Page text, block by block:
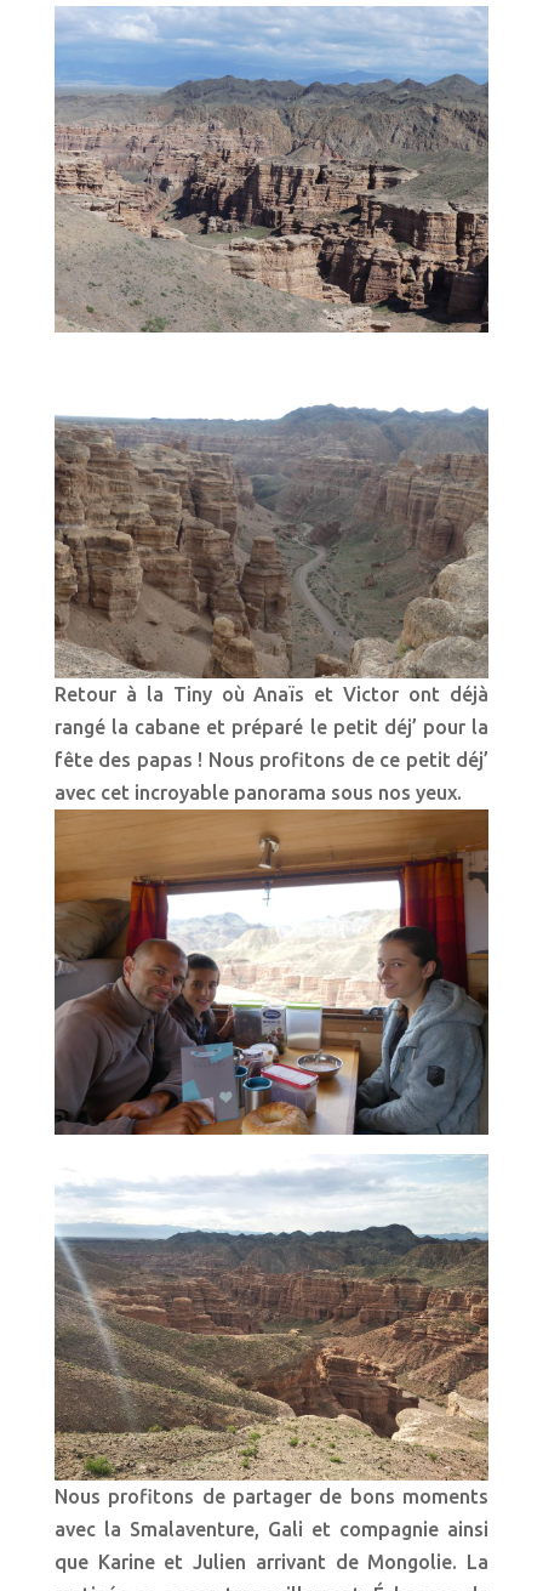
Retour à la Tiny où Anaïs et Victor ont déjà
rangé la cabane et préparé le petit déj’ pour la
fête des papas ! Nous profitons de ce petit déj’
avec cet incroyable panorama sous nos yeux.
Nous profitons de partager de bons moments
avec la Smalaventure, Gali et compagnie ainsi
que Karine et Julien arrivant de Mongolie. La